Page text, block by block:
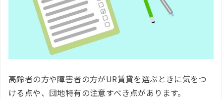
高齢者の方や障害者の方がUR賃貸を選ぶときに気をつ
ける点や、団地特有の注意すべき点があります。